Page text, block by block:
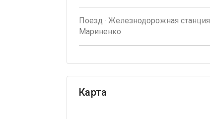
Поезд · Железнодорожная станция
Мариненко
Карта